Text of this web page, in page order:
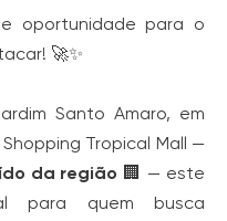
oportunidade para o
🚀✨
Santo Amaro, em
Tropical Mall —
da região 🏢 — este
para quem busca